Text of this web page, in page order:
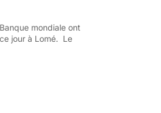
mondiale ont
jour à Lomé. Le